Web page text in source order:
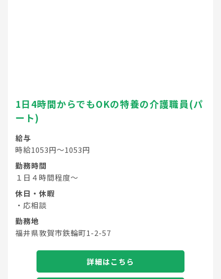
1日4時間からでもOKの特養の介護職員(パ
ート)
給与
時給1053円～1053円
勤務時間
１日４時間程度～
休日・休暇
・応相談
勤務地
福井県敦賀市鉄輪町1-2-57
詳細はこちら